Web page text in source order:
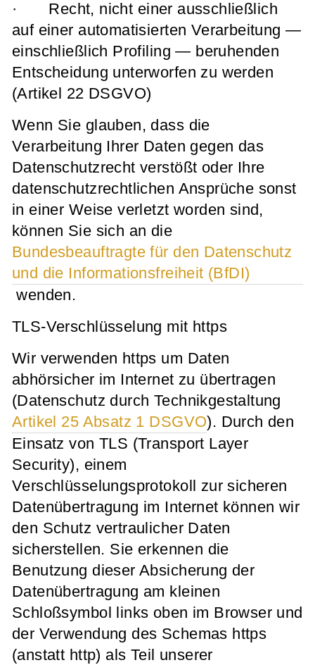
· Recht, nicht einer ausschließlich
auf einer automatisierten Verarbeitung —
einschließlich Profiling — beruhenden
Entscheidung unterworfen zu werden
(Artikel 22 DSGVO)
Wenn Sie glauben, dass die
Verarbeitung Ihrer Daten gegen das
Datenschutzrecht verstößt oder Ihre
datenschutzrechtlichen Ansprüche sonst
in einer Weise verletzt worden sind,
können Sie sich an die
Bundesbeauftragte für den Datenschutz
und die Informationsfreiheit (BfDI)
wenden.
TLS-Verschlüsselung mit https
Wir verwenden https um Daten
abhörsicher im Internet zu übertragen
(Datenschutz durch Technikgestaltung
Artikel 25 Absatz 1 DSGVO). Durch den
Einsatz von TLS (Transport Layer
Security), einem
Verschlüsselungsprotokoll zur sicheren
Datenübertragung im Internet können wir
den Schutz vertraulicher Daten
sicherstellen. Sie erkennen die
Benutzung dieser Absicherung der
Datenübertragung am kleinen
Schloßsymbol links oben im Browser und
der Verwendung des Schemas https
(anstatt http) als Teil unserer